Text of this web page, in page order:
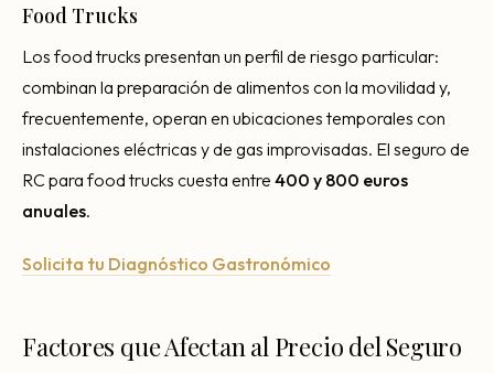
Food Trucks
Los food trucks presentan un perfil de riesgo particular:
combinan la preparación de alimentos con la movilidad y,
frecuentemente, operan en ubicaciones temporales con
instalaciones eléctricas y de gas improvisadas. El seguro de
RC para food trucks cuesta entre 400 y 800 euros
anuales.
Solicita tu Diagnóstico Gastronómico
Factores que Afectan al Precio del Seguro